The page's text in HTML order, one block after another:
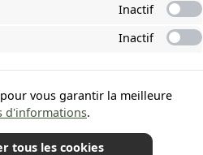
a contract
?
Inactif
Inactif
vous garantir la meilleure
d'informations.
tous les cookies